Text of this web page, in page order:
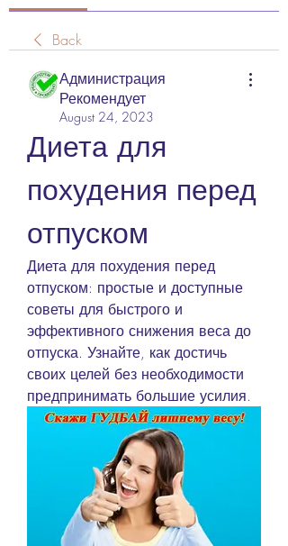
Back
Администрация
Рекомендует
August 24, 2023
Диета для
похудения перед
отпуском
Диета для похудения перед
отпуском: простые и доступные
советы для быстрого и
эффективного снижения веса до
отпуска. Узнайте, как достичь
своих целей без необходимости
предпринимать большие усилия.